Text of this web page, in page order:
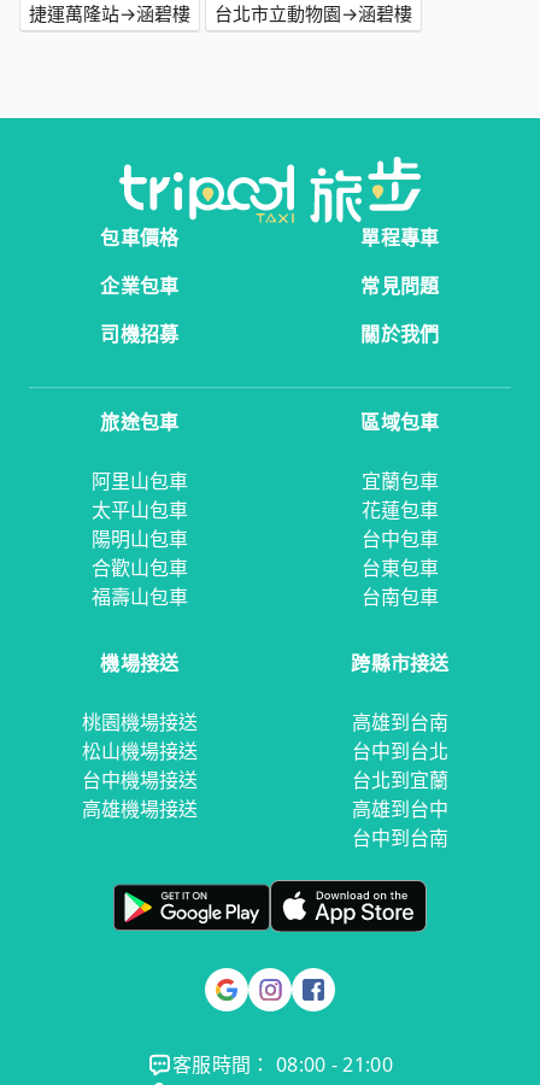
捷運萬隆站→涵碧樓
台北市立動物園→涵碧樓
包車價格
單程專車
企業包車
常見問題
司機招募
關於我們
旅途包車
阿里山包車
太平山包車
陽明山包車
合歡山包車
福壽山包車
區域包車
宜蘭包車
花蓮包車
台中包車
台東包車
台南包車
機場接送
桃園機場接送
松山機場接送
台中機場接送
高雄機場接送
跨縣市接送
高雄到台南
台中到台北
台北到宜蘭
高雄到台中
台中到台南
客服時間： 08:00 - 21:00